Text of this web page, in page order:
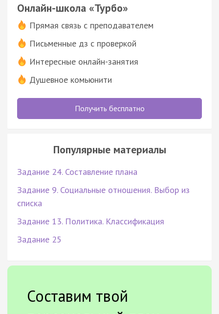
Онлайн-школа «Турбо»
Прямая связь с преподавателем
Письменные дз с проверкой
Интересные онлайн-занятия
Душевное комьюнити
Получить бесплатно
Популярные материалы
Задание 24. Составление плана
Задание 9. Социальные отношения. Выбор из
списка
Задание 13. Политика. Классификация
Задание 25
Составим твой